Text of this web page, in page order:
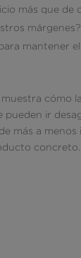
más que de
mantener
cómo
pueden ir
más a menos
concreto.